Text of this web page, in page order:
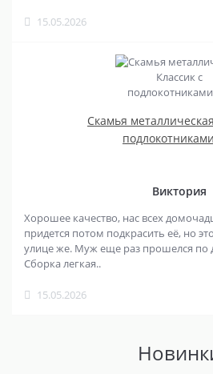
15.05.2026
Скамья
Виктория
Хорошее качество, нас всех
придется потом подкрасить её, но
улице же. Муж еще раз прошелся по
Сборка легкая..
15.05.2026